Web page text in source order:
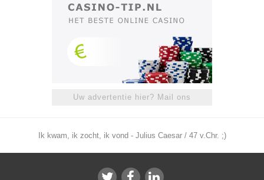
Uw advertentie hier? Mail ons
Ik kwam, ik zocht, ik vond - Julius Caesar / 47 v.Chr. ;)